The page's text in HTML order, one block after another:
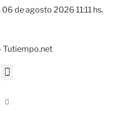
de agosto 2026 11:11 hs.
Tutiempo.net